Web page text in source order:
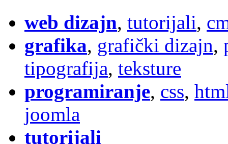
web dizajn, tutorijali,
grafika, grafički dizajn,
tipografija, teksture
programiranje, css,
joomla
tutorijali